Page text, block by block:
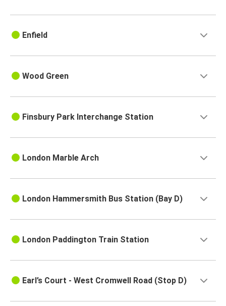
Enfield
Wood Green
Finsbury Park Interchange Station
London Marble Arch
London Hammersmith Bus Station (Bay D)
London Paddington Train Station
Earl’s Court - West Cromwell Road (Stop D)